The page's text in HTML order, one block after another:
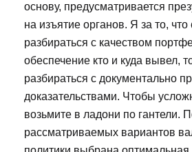
основу, предусматривается
на изъятие органов. Я за то,
разбираться с качеством
обеспечение кто и куда вывел,
разбираться с документально
доказательствами. Чтобы
возьмите в ладони по гантели.
рассматриваемых вариантов